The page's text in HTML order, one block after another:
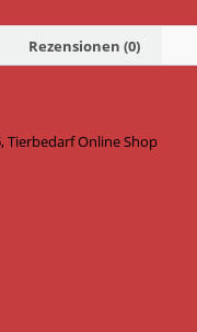
Rezensionen (0)
Tierbedarf Online Shop